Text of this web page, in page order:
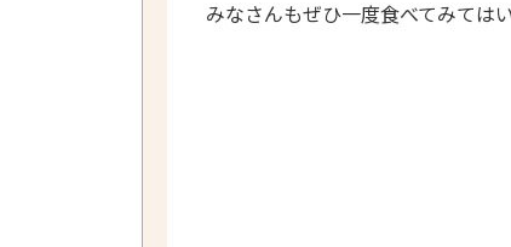
みなさんもぜひ一度食べてみては